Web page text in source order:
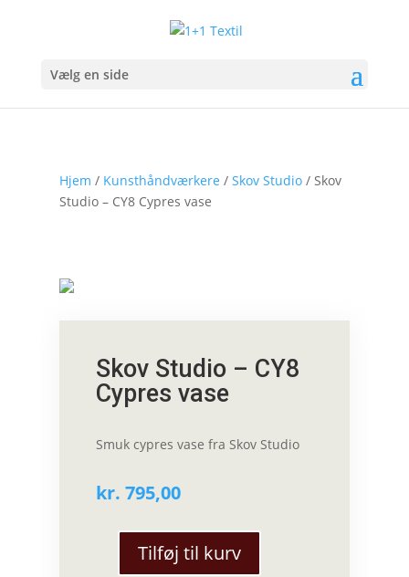
Vælg en side
Hjem / Kunsthåndværkere / Skov Studio/ Skov
Studio – CY8 Cypres vase
Skov Studio – CY8
Cypres vase
Smuk cypres vase fra Skov Studio
kr. 795,00
Tilføj til kurv